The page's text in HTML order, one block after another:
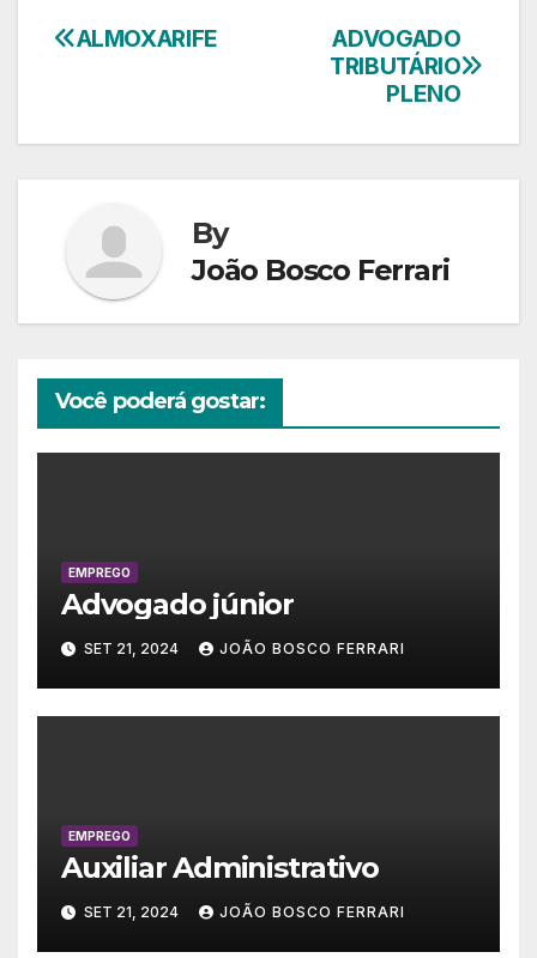
Navegação
Post
ADVOGADO
TRIBUTÁRIO
PLENO
ALMOXARIFE
By
João Bosco Ferrari
Você poderá gostar:
EMPREGO
Advogado júnior
SET 21, 2024 JOÃO BOSCO FERRARI
EMPREGO
Auxiliar Administrativo
SET 21, 2024 JOÃO BOSCO FERRARI